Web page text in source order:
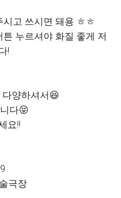
고 쓰시면 돼용 ㅎㅎ
누르셔야 화질 좋게 저
!
양하셔서😆
다😝
요!!
극장